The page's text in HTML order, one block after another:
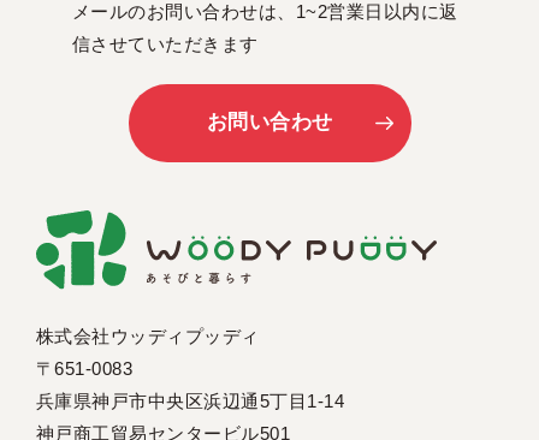
株式会社ウッディプッディ
〒651-0083
兵庫県神戸市中央区浜辺通5丁目1-14
神戸商工貿易センタービル501
メールのお問い合わせは、1~2営業日以内に返
信させていただきます
お問い合わせ